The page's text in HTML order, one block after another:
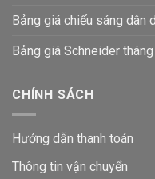
Bảng giá chiếu sáng dân
Bảng giá Schneider
CHÍNH SÁCH
Hướng dẫn thanh toán
Thông tin vận chuyển